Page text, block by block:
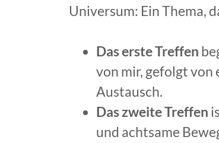
Universum: Ein Thema,
Das erste Treffen
von mir, gefolgt
Austausch.
Das zweite Treffen
und achtsame